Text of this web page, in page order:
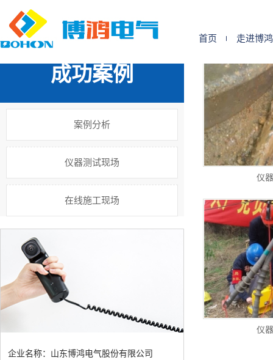
首页 走进博鸿
您的位置: 首 页 >>案例展示
成功案例
案例分析
仪器测试现场
在线施工现场
企业名称：山东博鸿电气股份有限公司
仪
仪